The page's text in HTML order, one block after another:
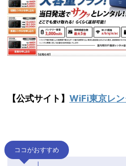
【公式サイト】 WiFi東京レ
ココがおすすめ